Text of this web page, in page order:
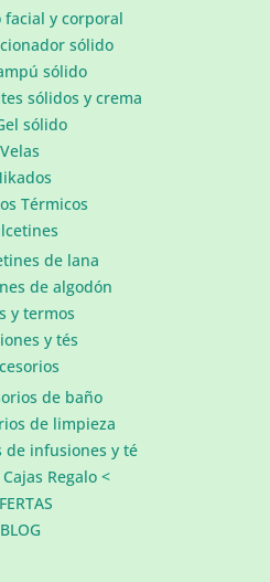
facial y corporal
sólido
sólido
sólidos y crema
sólido
Velas
Térmicos
de lana
de algodón
y termos
y tés
de baño
de limpieza
de infusiones y té
Regalo <
BLOG